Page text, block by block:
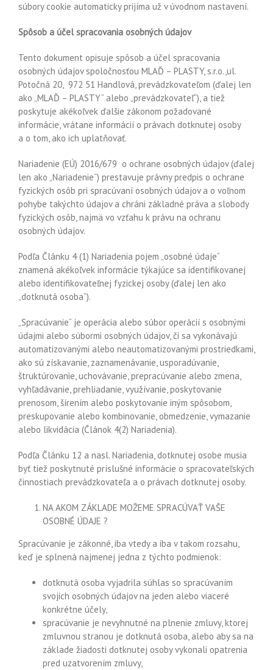
súbory cookie automaticky prijíma už v úvodnom nastavení.
Spôsob a účel spracovania osobných údajov
Tento dokument opisuje spôsob a účel spracovania
osobných údajov spoločnosťou MLAĎ – PLASTY, s.r.o.,ul.
Potočná 20, 972 51 Handlová, prevádzkovateľom (ďalej len
ako „MLAĎ – PLASTY“ alebo „prevádzkovateľ“), a tiež
poskytuje akékoľvek ďalšie zákonom požadované
informácie, vrátane informácií o právach dotknutej osoby
a o tom, ako ich uplatňovať.
Nariadenie (EÚ) 2016/679 o ochrane osobných údajov (ďalej
len ako „Nariadenie“) prestavuje právny predpis o ochrane
fyzických osôb pri spracúvaní osobných údajov a o voľnom
pohybe takýchto údajov a chráni základné práva a slobody
fyzických osôb, najmä vo vzťahu k právu na ochranu
osobných údajov.
Podľa Článku 4 (1) Nariadenia pojem „osobné údaje“
znamená akékoľvek informácie týkajúce sa identifikovanej
alebo identifikovateľnej fyzickej osoby (ďalej len ako
„dotknutá osoba“).
„Spracúvanie“ je operácia alebo súbor operácií s osobnými
údajmi alebo súbormi osobných údajov, či sa vykonávajú
automatizovanými alebo neautomatizovanými prostriedkami,
ako sú získavanie, zaznamenávanie, usporadúvanie,
štruktúrovanie, uchovávanie, prepracúvanie alebo zmena,
vyhľadávanie, prehliadanie, využívanie, poskytovanie
prenosom, šírením alebo poskytovanie iným spôsobom,
preskupovanie alebo kombinovanie, obmedzenie, vymazanie
alebo likvidácia (Článok 4(2) Nariadenia).
Podľa Článku 12 a nasl. Nariadenia, dotknutej osobe musia
byť tiež poskytnuté príslušné informácie o spracovateľských
činnostiach prevádzkovateľa a o právach dotknutej osoby.
NA AKOM ZÁKLADE MOŽEME SPRACÚVAŤ VAŠE
OSOBNÉ ÚDAJE ?
Spracúvanie je zákonné, iba vtedy a iba v takom rozsahu,
keď je splnená najmenej jedna z týchto podmienok:
dotknutá osoba vyjadrila súhlas so spracúvaním
svojich osobných údajov na jeden alebo viaceré
konkrétne účely,
spracúvanie je nevyhnutné na plnenie zmluvy, ktorej
zmluvnou stranou je dotknutá osoba, alebo aby sa na
základe žiadosti dotknutej osoby vykonali opatrenia
pred uzatvorením zmluvy,